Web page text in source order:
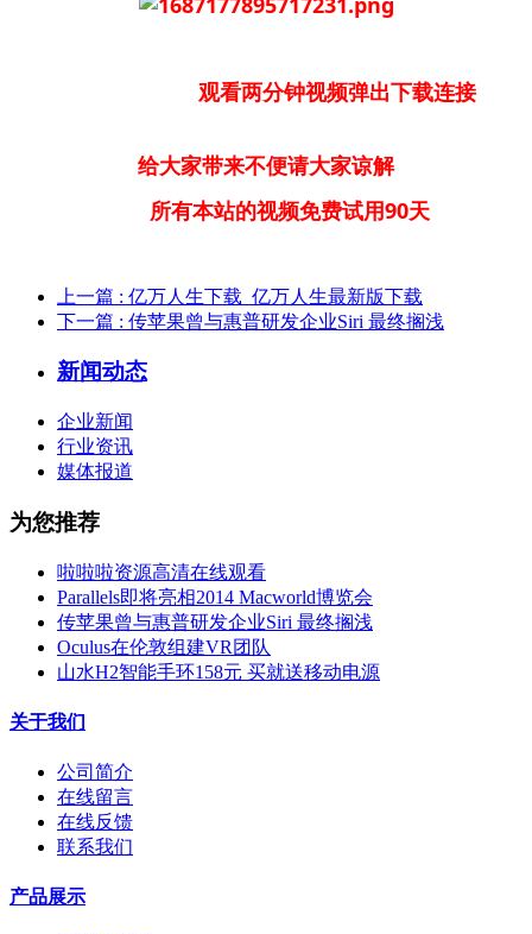
观看两分钟视频弹出下载连接
给大家带来不便请大家谅解
所有本站的视频免费试用90天
上一篇 : 亿万人生下载_亿万人生最新版下载
下一篇 : 传苹果曾与惠普研发企业Siri 最终搁浅
新闻动态
企业新闻
行业资讯
媒体报道
为您推荐
啦啦啦资源高清在线观看
Parallels即将亮相2014 Macworld博览会
传苹果曾与惠普研发企业Siri 最终搁浅
Oculus在伦敦组建VR团队
山水H2智能手环158元 买就送移动电源
关于我们
公司简介
在线留言
在线反馈
联系我们
产品展示